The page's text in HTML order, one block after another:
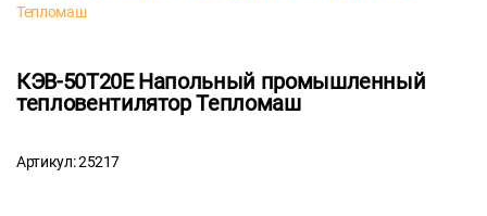
Тепломаш
КЭВ-50Т20Е Напольный промышленный
тепловентилятор Тепломаш
Артикул: 25217